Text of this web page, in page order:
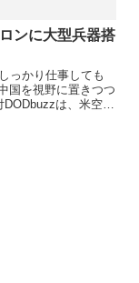
ンに大型兵器搭
っかり仕事しても
国を視野に置きつつ
DODbuzzは、米空軍